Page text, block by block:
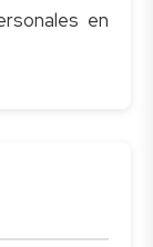
en